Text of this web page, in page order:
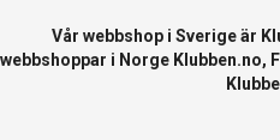
Vår webbshop i Sverige är
webbshoppar i Norge Klubben.no,